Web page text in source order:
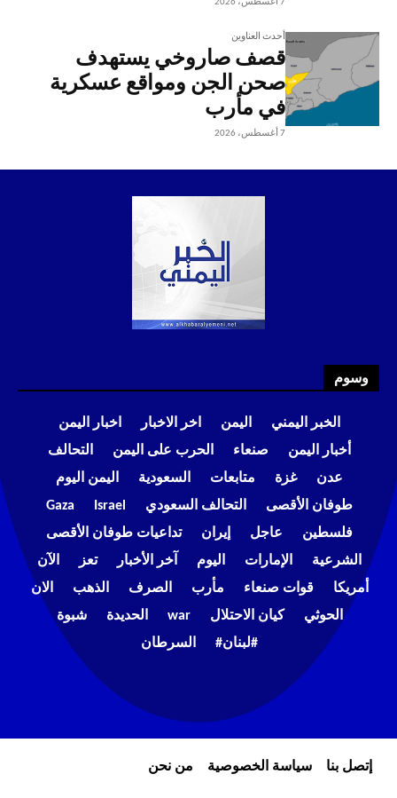
7 أغسطس، 2026
أحدث العناوين
قصف صاروخي يستهدف
صحن الجن ومواقع عسكرية
في مأرب
7 أغسطس، 2026
وسوم
الخبر اليمني اليمن اخر الاخبار
اخبار اليمن
أخبار اليمن
صنعاء الحرب على اليمن
التحالف
عدن
غزة متابعات السعودية
اليمن اليوم
طوفان الأقصى
التحالف السعودي Israel
Gaza
فلسطين
عاجل إيران
تداعيات طوفان الأقصى
الشرعية
الإمارات اليوم آخر الأخبار تعز
الآن
أمريكا
قوات صنعاء مأرب الصرف الذهب
الان
الحوثي
كيان الاحتلال war الحديدة
شبوة
#لبنان#
السرطان
إتصل بنا سياسة الخصوصية من نحن